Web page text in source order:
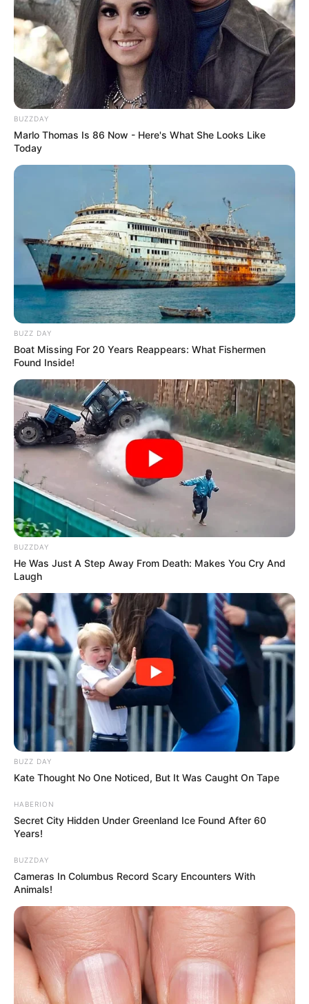
BUZZDAY
Marlo Thomas Is 86 Now - Here's What She Looks Like
Today
BUZZ DAY
Boat Missing For 20 Years Reappears: What Fishermen
Found Inside!
BUZZDAY
He Was Just A Step Away From Death: Makes You Cry And
Laugh
BUZZ DAY
Kate Thought No One Noticed, But It Was Caught On Tape
HABERION
Secret City Hidden Under Greenland Ice Found After 60
Years!
BUZZDAY
Cameras In Columbus Record Scary Encounters With
Animals!